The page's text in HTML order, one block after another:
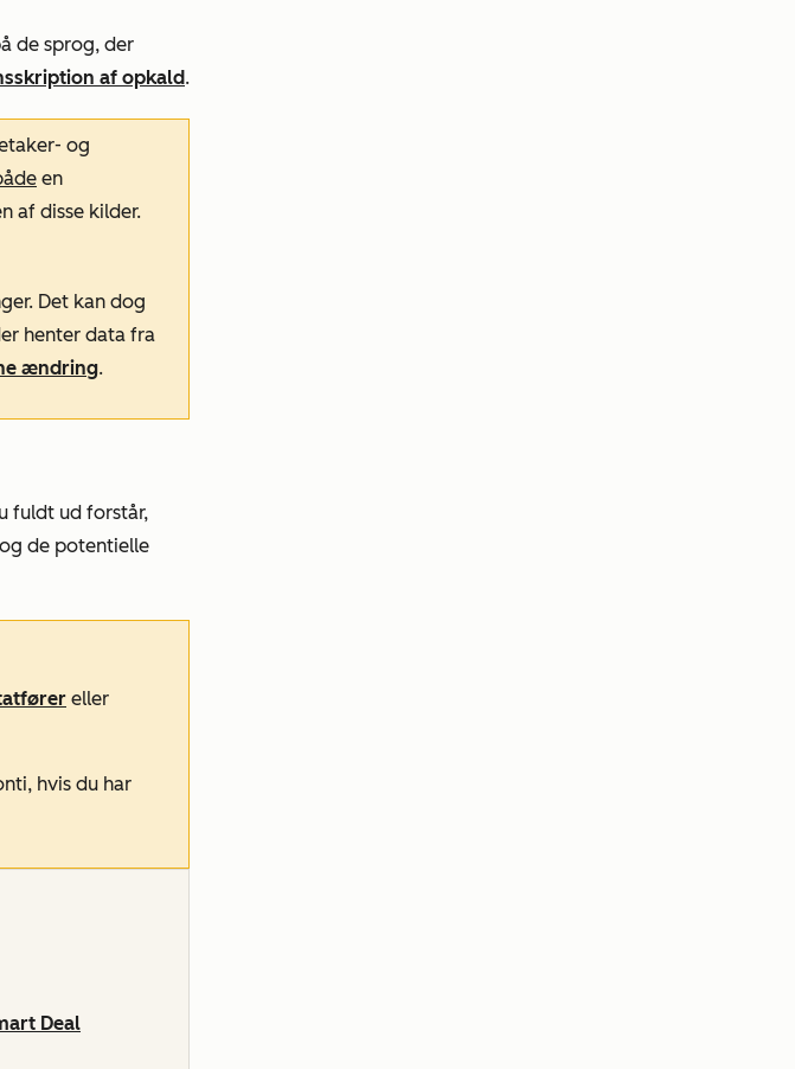
de sprog, der
af opkald.
og
en
af disse kilder.
Det kan dog
henter data fra
ændring.
fuldt ud forstår,
de potentielle
eller
hvis du har
Deal